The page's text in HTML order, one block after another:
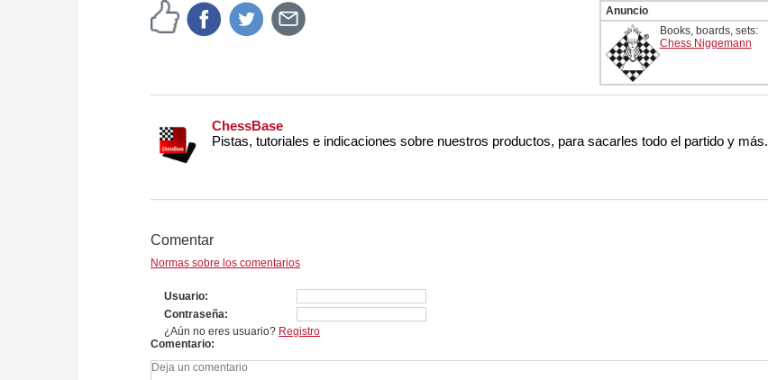
Anuncio
Books, boards, sets:
Chess Niggemann
ChessBase
Pistas, tutoriales e indicaciones sobre nuestros productos, para sacarles todo el partido y más.
Comentar
Normas sobre los comentarios
Usuario
Contraseña
¿Aún no eres usuario? Registro
Comentario